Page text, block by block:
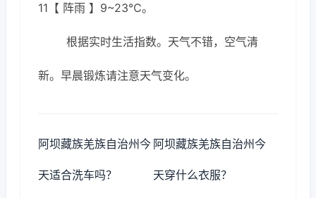
11【 阵雨 】9~23℃。
根据实时生活指数。天气不错，空气清
新。早晨锻炼请注意天气变化。
阿坝藏族羌族自治州今
天适合洗车吗？
阿坝藏族羌族自治州今
天穿什么衣服？